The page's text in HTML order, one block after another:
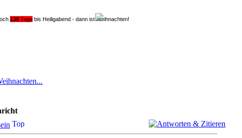
138 Tage bis Heiligabend - dann ist Weihnachten!